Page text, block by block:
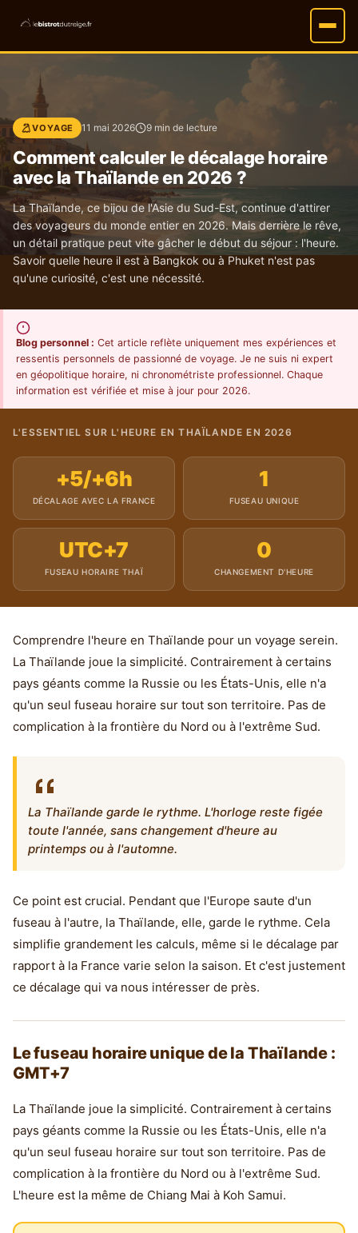
VOYAGE 11 mai 2026 9 min de lecture
Comment calculer le décalage horaire
avec la Thaïlande en 2026 ?
La Thaïlande, ce bijou de l'Asie du Sud-Est, continue d'attirer
des voyageurs du monde entier en 2026. Mais derrière le rêve,
un détail pratique peut vite gâcher le début du séjour : l'heure.
Savoir quelle heure il est à Bangkok ou à Phuket n'est pas
qu'une curiosité, c'est une nécessité.
Blog personnel : Cet article reflète uniquement mes expériences et
ressentis personnels de passionné de voyage. Je ne suis ni expert
en géopolitique horaire, ni chronométriste professionnel. Chaque
information est vérifiée et mise à jour pour 2026.
L'ESSENTIEL SUR L'HEURE EN THAÏLANDE EN 2026
+5/+6h
DÉCALAGE AVEC LA FRANCE
1
FUSEAU UNIQUE
UTC+7
FUSEAU HORAIRE THAÏ
0
CHANGEMENT D'HEURE
Comprendre l'heure en Thaïlande pour un voyage serein.
La Thaïlande joue la simplicité. Contrairement à certains
pays géants comme la Russie ou les États-Unis, elle n'a
qu'un seul fuseau horaire sur tout son territoire. Pas de
complication à la frontière du Nord ou à l'extrême Sud.
La Thaïlande garde le rythme. L'horloge reste figée
toute l'année, sans changement d'heure au
printemps ou à l'automne.
Ce point est crucial. Pendant que l'Europe saute d'un
fuseau à l'autre, la Thaïlande, elle, garde le rythme. Cela
simplifie grandement les calculs, même si le décalage par
rapport à la France varie selon la saison. Et c'est justement
ce décalage qui va nous intéresser de près.
Le fuseau horaire unique de la Thaïlande :
GMT+7
La Thaïlande joue la simplicité. Contrairement à certains
pays géants comme la Russie ou les États-Unis, elle n'a
qu'un seul fuseau horaire sur tout son territoire. Pas de
complication à la frontière du Nord ou à l'extrême Sud.
L'heure est la même de Chiang Mai à Koh Samui.